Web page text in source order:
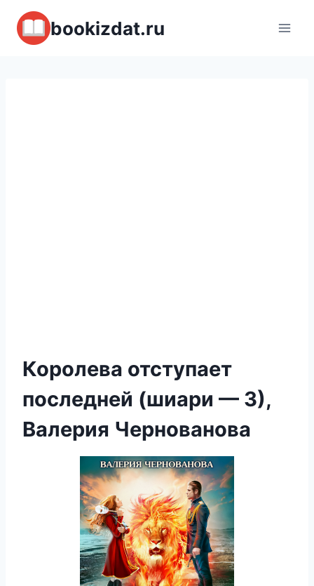
Перейти
содержимому
bookizdat.ru
Королева отступает
последней (шиари — 3),
Валерия Чернованова